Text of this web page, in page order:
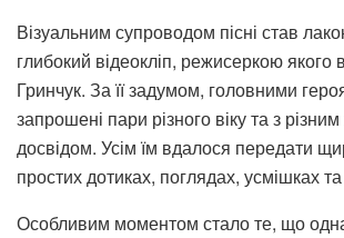
Візуальним супроводом пісні став
глибокий відеокліп, режисеркою
Гринчук. За її задумом, головними
запрошені пари різного віку та з
досвідом. Усім їм вдалося передати
простих дотиках, поглядах, усмішках
Особливим моментом стало те, що